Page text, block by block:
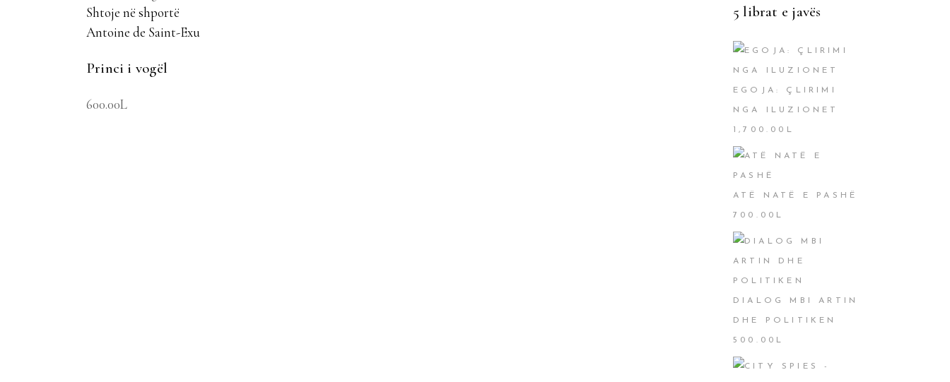
Shtoje në shportë
Antoine de Saint-Exu
Princi i vogël
600.00L
5 librat e javës
EGOJA: ÇLIRIMI
NGA ILUZIONET
1,700.00 L
ATË NATË E PASHË
700.00 L
DIALOG MBI ARTIN
DHE POLITIKEN
500.00 L